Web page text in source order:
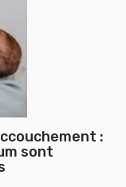
:
sont